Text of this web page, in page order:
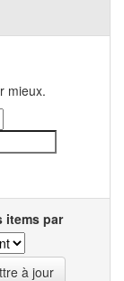
mieux.
items par